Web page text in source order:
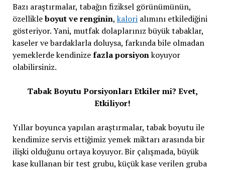
Bazı araştırmalar, tabağın fiziksel görünümünün,
özellikleboyut ve renginin, kalorialımını etkilediğini
gösteriyor. Yani, mutfak dolaplarınız büyük tabaklar,
kaseler ve bardaklarla doluysa, farkında bile olmadan
yemeklerde kendinizefazla porsiyonkoyuyor
olabilirsiniz.
Tabak Boyutu Porsiyonları Etkiler mi? Evet,
Etkiliyor!
Yıllar boyunca yapılan araştırmalar, tabak boyutu ile
kendimize servis ettiğimiz yemek miktarı arasında bir
ilişki olduğunu ortaya koyuyor. Bir çalışmada, büyük
kase kullanan bir test grubu, küçük kase verilen gruba